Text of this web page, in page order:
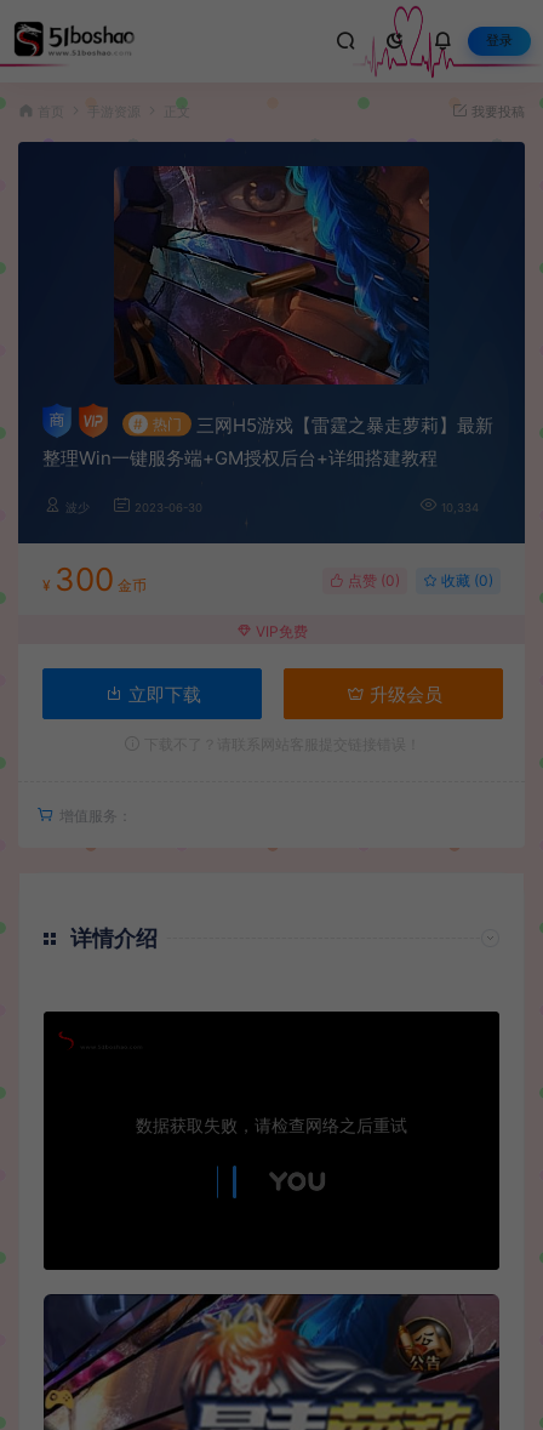
登录
手游资源 正文 我要投稿
# 热门
三网H5游戏【雷霆之暴走萝莉】最新
整理Win一键服务端+GM授权后台+详细搭建教程
波少 2023-06-30 10,334
¥ 300 金币 点赞 (0) 收藏 (0)
VIP免费
立即下载 升级会员
增值服务：
详情介绍